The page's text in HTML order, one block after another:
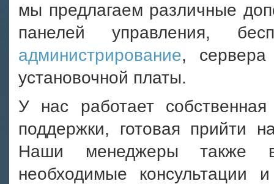
мы предлагаем различные
панелей управления,
администрирование, сервера
установочной платы.
У нас работает собственная
поддержки, готовая прийти
Наши менеджеры также
необходимые консультации